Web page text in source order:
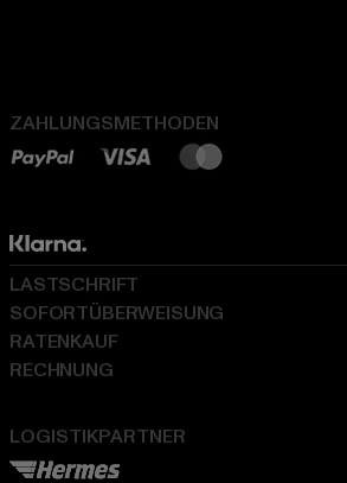
ZAHLUNGSMETHODEN
LOGISTIKPARTNER
LASTSCHRIFT
SOFORTÜBERWEISUNG
RATENKAUF
RECHNUNG